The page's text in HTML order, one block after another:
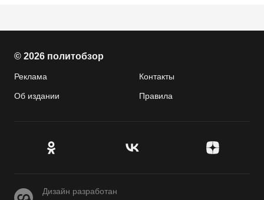
© 2026 политобзор
Реклама Контакты
Об издании Правила